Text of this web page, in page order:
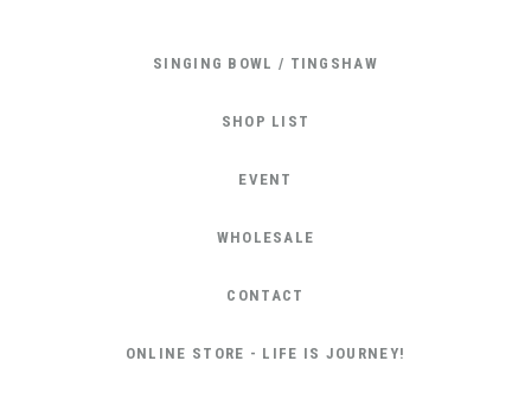
SINGING BOWL / TINGSHAW
SHOP LIST
EVENT
WHOLESALE
CONTACT
ONLINE STORE - LIFE IS JOURNEY!